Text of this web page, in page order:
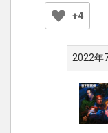
+4
2022年